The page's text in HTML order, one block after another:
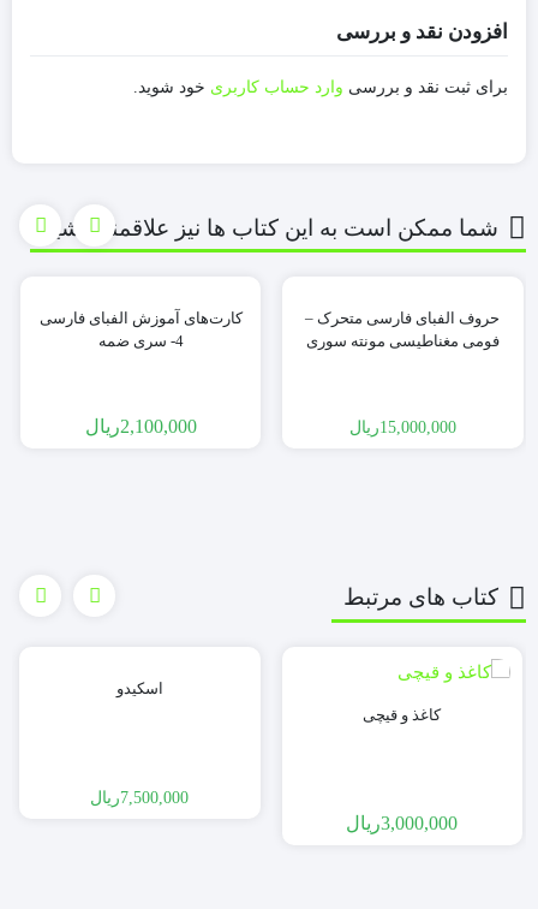
افزودن نقد و بررسی
برای ثبت نقد و بررسی وارد حساب کاربری خود شوید.
شما ممکن است به این کتاب ها نیز علاقمند باشید
حروف الفبای فارسی متحرک –
فومی مغناطیسی مونته سوری
15,000,000ریال
کارت‌های آموزش الفبای فارسی
4- سری ضمه
2,100,000ریال
کتاب های مرتبط
کاغذ و قیچی
3,000,000ریال
اسکیدو
7,500,000ریال